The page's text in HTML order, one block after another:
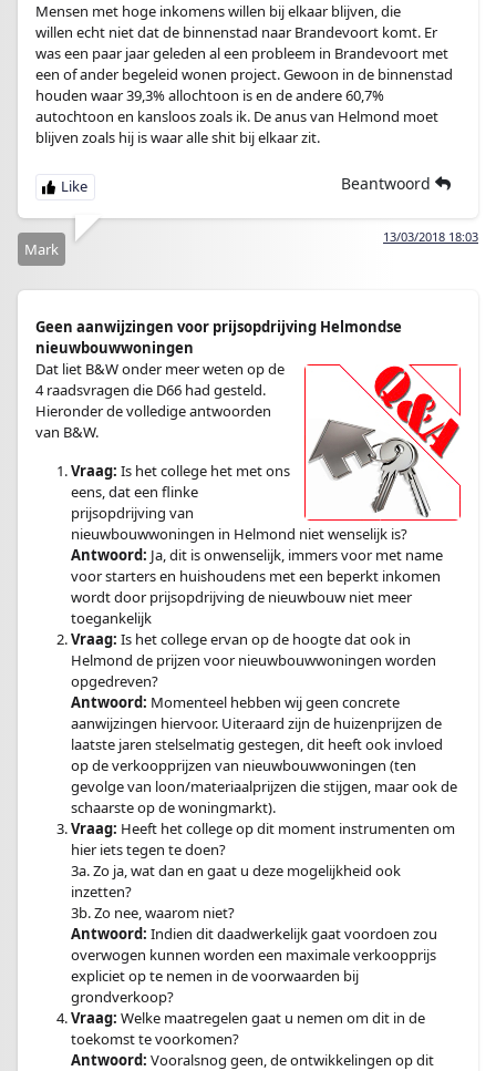
Mensen met hoge inkomens willen bij elkaar blijven, die
willen echt niet dat de binnenstad naar Brandevoort komt. Er
was een paar jaar geleden al een probleem in Brandevoort met
een of ander begeleid wonen project. Gewoon in de binnenstad
houden waar 39,3% allochtoon is en de andere 60,7%
autochtoon en kansloos zoals ik. De anus van Helmond moet
blijven zoals hij is waar alle shit bij elkaar zit.
Beantwoord
13/03/2018 18:03
Mark
Geen aanwijzingen voor prijsopdrijving Helmondse
nieuwbouwwoningen
Dat liet B&W onder meer weten op de
4 raadsvragen die D66 had gesteld.
Hieronder de volledige antwoorden
van B&W.
Vraag: Is het college het met ons
eens, dat een flinke
prijsopdrijving van
nieuwbouwwoningen in Helmond niet wenselijk is?
Antwoord: Ja, dit is onwenselijk, immers voor met name
voor starters en huishoudens met een beperkt inkomen
wordt door prijsopdrijving de nieuwbouw niet meer
toegankelijk
Vraag: Is het college ervan op de hoogte dat ook in
Helmond de prijzen voor nieuwbouwwoningen worden
opgedreven?
Antwoord: Momenteel hebben wij geen concrete
aanwijzingen hiervoor. Uiteraard zijn de huizenprijzen de
laatste jaren stelselmatig gestegen, dit heeft ook invloed
op de verkoopprijzen van nieuwbouwwoningen (ten
gevolge van loon/materiaalprijzen die stijgen, maar ook de
schaarste op de woningmarkt).
Vraag: Heeft het college op dit moment instrumenten om
hier iets tegen te doen?
3a. Zo ja, wat dan en gaat u deze mogelijkheid ook
inzetten?
3b. Zo nee, waarom niet?
Antwoord: Indien dit daadwerkelijk gaat voordoen zou
overwogen kunnen worden een maximale verkoopprijs
expliciet op te nemen in de voorwaarden bij
grondverkoop?
Vraag: Welke maatregelen gaat u nemen om dit in de
toekomst te voorkomen?
Antwoord: Vooralsnog geen, de ontwikkelingen op dit